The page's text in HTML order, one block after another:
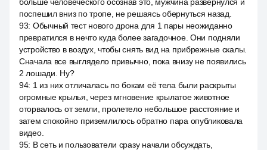
поспешил вниз по тропе, не решаясь обернуться назад.
93: Обычный тест нового дрона для 1 пары неожиданно
превратился в нечто куда более загадочное. Они подняли
устройство в воздух, чтобы снять вид на прибрежные скалы.
Сначала все выглядело привычно, пока внизу не появились
2 лошади. Ну?
94: 1 из них отличалась по бокам её тела были раскрыты
огромные крылья, через мгновение крылатое животное
оторвалось от земли, пролетело небольшое расстояние и
затем спокойно приземлилось обратно пара опубликовала
видео.
95: В сеть и пользователи сразу начали обсуждать,